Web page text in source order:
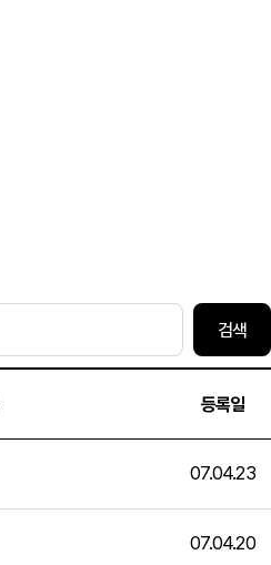
등록일
07.04.23
07.04.20
검색